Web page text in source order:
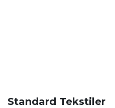
Standard Tekstiler